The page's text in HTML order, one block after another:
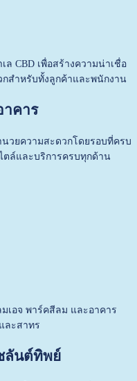
ล CBD เพื่อสร้างความน่าเชื่อ
กสำหรับทั้งลูกค้าและพนักงาน
คาร
วยความสะดวกโดยรอบที่ครบ
ตล์และบริการครบทุกด้าน
เอจ พาร์คสีลม และอาคาร
ละสาทร
ลันต์ทิพย์